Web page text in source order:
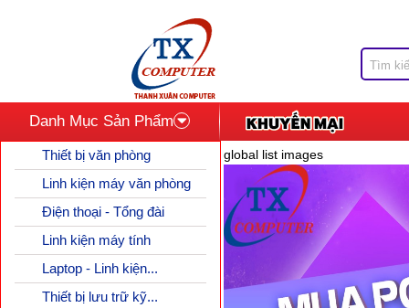
Danh Mục Sản Phẩm
Thiết bị văn phòng
Linh kiện máy văn phòng
Điện thoại - Tổng đài
Linh kiện máy tính
Laptop - Linh kiện...
Thiết bị lưu trữ kỹ...
global list images